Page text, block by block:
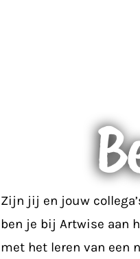
Zijn jij en jouw
ben je bij Artwise aan
met het leren van een